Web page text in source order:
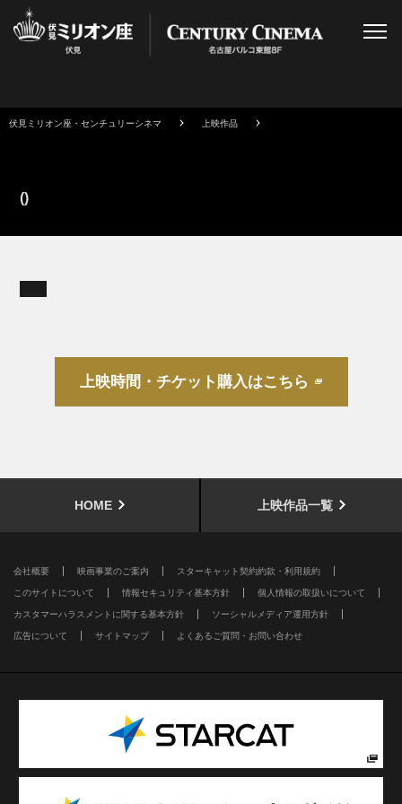
伏見ミリオン座・センチュリーシネマ 上映作品
()
上映時間・チケット購入はこちら
HOME 上映作品一覧
会社概要 映画事業のご案内 スターキャット契約約款・利用規約
このサイトについて 情報セキュリティ基本方針 個人情報の取扱いについて
カスタマーハラスメントに関する基本方針 ソーシャルメディア運用方針
広告について サイトマップ よくあるご質問・お問い合わせ